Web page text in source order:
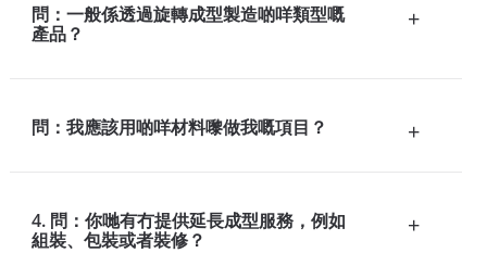
問：一般係透過旋轉成型製造啲咩類型嘅
產品？
+
問：我應該用啲咩材料嚟做我嘅項目？ +
4. 問：你哋有冇提供延長成型服務，例如
組裝、包裝或者裝修？
+